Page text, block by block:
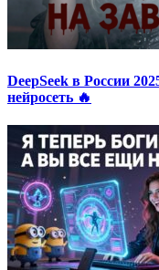
DeepSeek в России
нейросеть 🔥